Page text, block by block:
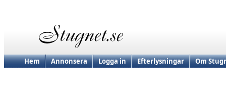
Hem Annonsera Logga in Efterlysningar Om